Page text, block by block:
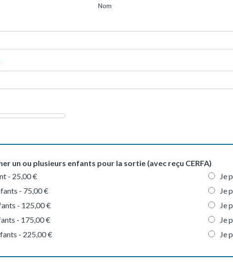
Nom
un ou plusieurs enfants pour la sortie (avec reçu CERFA)
- 25,00 € Je
- 75,00 € Je
- 125,00 € Je
- 175,00 € Je
- 225,00 € Je